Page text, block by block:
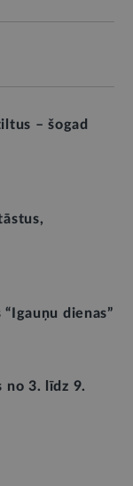
– šogad
dienas”
no 3. līdz 9.